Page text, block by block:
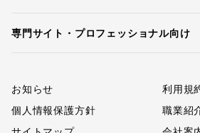
専門サイト・プロフェッショナル向け
お知らせ
利用規
個人情報保護方針
職業紹